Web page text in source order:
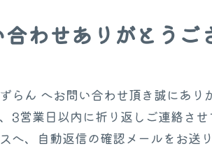
合わせありがとうご
らん へお問い合わせ頂き誠にあり
3営業日以内に折り返しご連絡させ
へ、自動返信の確認メールをお送